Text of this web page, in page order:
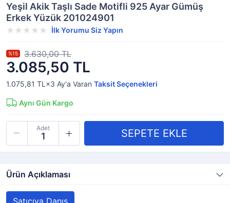
Yeşil Akik Taşlı Sade Motifli 925 Ayar Gümüş
Erkek Yüzük 201024901
İlk Yorumu Siz Yapın
3.085,50 TL
%15 3.630,00 TL
1.075,81 TL×3 Ay'a Varan Taksit Seçenekleri
Aynı Gün Kargo
Adet
Ürün Açıklaması
Satıcıya Danış